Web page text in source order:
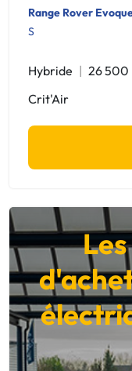
Range Rover
S
Hybride 26 500
Crit'Air